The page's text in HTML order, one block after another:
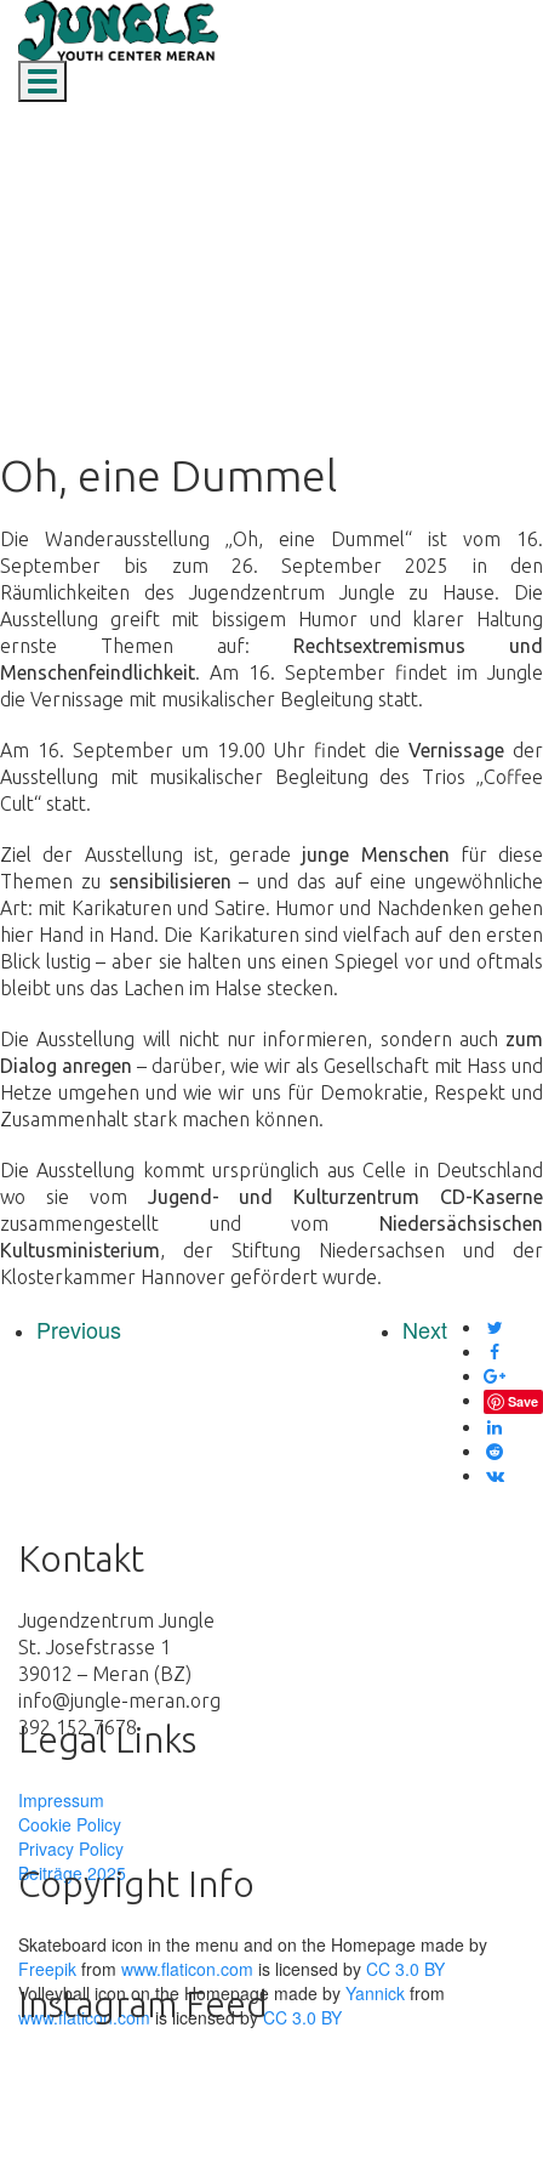
Toggle navigation
Oh, eine Dummel
Die Wanderausstellung „Oh, eine Dummel“ ist vom 16.
September bis zum 26. September 2025 in den
Räumlichkeiten des Jugendzentrum Jungle zu Hause. Die
Ausstellung greift mit bissigem Humor und klarer Haltung
ernste Themen auf: Rechtsextremismus und
Menschenfeindlichkeit. Am 16. September findet im Jungle
die Vernissage mit musikalischer Begleitung statt.
Am 16. September um 19.00 Uhr findet dieVernissage der
Ausstellung mit musikalischer Begleitung des Trios „Coffee
Cult“ statt.
Ziel der Ausstellung ist, gerade junge Menschen für diese
Themen zu sensibilisieren – und das auf eine ungewöhnliche
Art: mit Karikaturen und Satire. Humor und Nachdenken gehen
hier Hand in Hand. Die Karikaturen sind vielfach auf den ersten
Blick lustig – aber sie halten uns einen Spiegel vor und oftmals
bleibt uns das Lachen im Halse stecken.
Die Ausstellung will nicht nur informieren, sondern auch zum
Dialog anregen – darüber, wie wir als Gesellschaft mit Hass und
Hetze umgehen und wie wir uns für Demokratie, Respekt und
Zusammenhalt stark machen können.
Die Ausstellung kommt ursprünglich aus Celle in Deutschland
wo sie vom Jugend- und Kulturzentrum CD-Kaserne
zusammengestellt und vom Niedersächsischen
Kultusministerium, der Stiftung Niedersachsen und der
Klosterkammer Hannover gefördert wurde.
Save
Previous Next
Kontakt
Jugendzentrum Jungle
St. Josefstrasse 1
39012 – Meran (BZ)
info@jungle-meran.org
392 152 7678
Legal Links
Impressum
Cookie Policy
Privacy Policy
Beiträge 2025
Copyright Info
Skateboard icon in the menu and on the Homepage made by
Freepik from www.flaticon.com is licensed by CC 3.0 BY
Volleyball icon on the Homepage made by Yannick from
www.flaticon.comis licensed byCC 3.0 BY
Instagram Feed